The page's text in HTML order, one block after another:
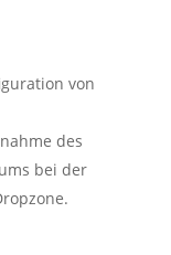
von
des
bei der